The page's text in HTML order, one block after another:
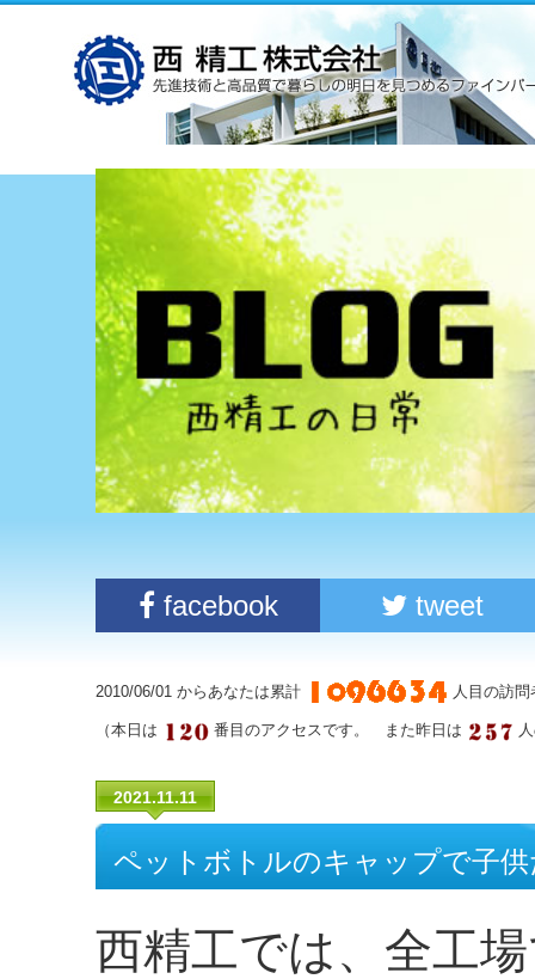
facebook tweet
2010/06/01 からあなたは累計 人目の訪
（本日は 番目のアクセスです。 また昨日は
2021.11.11
ペットボトルのキャップで子
西精工では、全工